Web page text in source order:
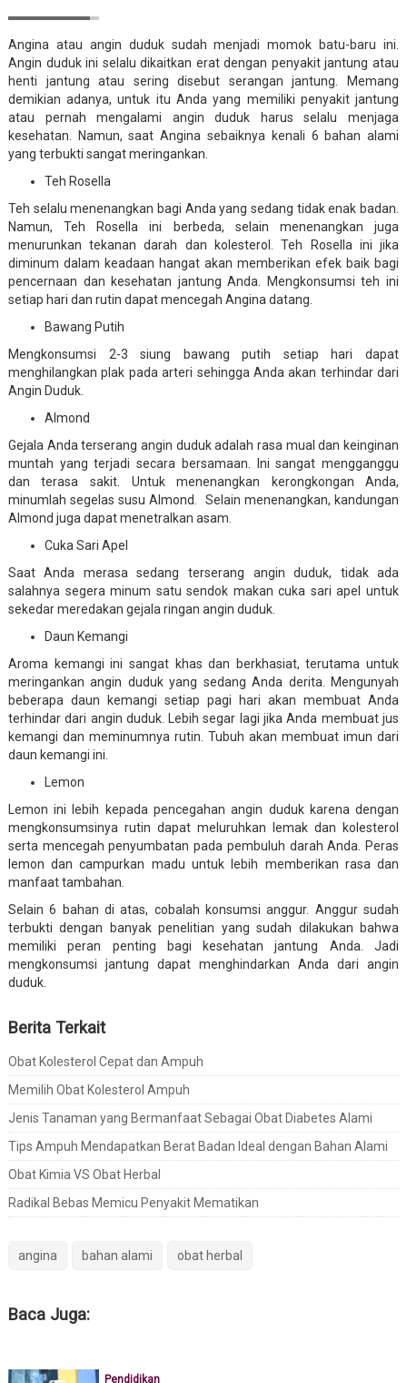
Angina atau angin duduk sudah menjadi momok batu-baru ini.
Angin duduk ini selalu dikaitkan erat dengan penyakit jantung atau
henti jantung atau sering disebut serangan jantung. Memang
demikian adanya, untuk itu Anda yang memiliki penyakit jantung
atau pernah mengalami angin duduk harus selalu menjaga
kesehatan. Namun, saat Angina sebaiknya kenali 6 bahan alami
yang terbukti sangat meringankan.
Teh Rosella
Teh selalu menenangkan bagi Anda yang sedang tidak enak badan.
Namun, Teh Rosella ini berbeda, selain menenangkan juga
menurunkan tekanan darah dan kolesterol. Teh Rosella ini jika
diminum dalam keadaan hangat akan memberikan efek baik bagi
pencernaan dan kesehatan jantung Anda. Mengkonsumsi teh ini
setiap hari dan rutin dapat mencegah Angina datang.
Bawang Putih
Mengkonsumsi 2-3 siung bawang putih setiap hari dapat
menghilangkan plak pada arteri sehingga Anda akan terhindar dari
Angin Duduk.
Almond
Gejala Anda terserang angin duduk adalah rasa mual dan keinginan
muntah yang terjadi secara bersamaan. Ini sangat mengganggu
dan terasa sakit. Untuk menenangkan kerongkongan Anda,
minumlah segelas susu Almond. Selain menenangkan, kandungan
Almond juga dapat menetralkan asam.
Cuka Sari Apel
Saat Anda merasa sedang terserang angin duduk, tidak ada
salahnya segera minum satu sendok makan cuka sari apel untuk
sekedar meredakan gejala ringan angin duduk.
Daun Kemangi
Aroma kemangi ini sangat khas dan berkhasiat, terutama untuk
meringankan angin duduk yang sedang Anda derita. Mengunyah
beberapa daun kemangi setiap pagi hari akan membuat Anda
terhindar dari angin duduk. Lebih segar lagi jika Anda membuat jus
kemangi dan meminumnya rutin. Tubuh akan membuat imun dari
daun kemangi ini.
Lemon
Lemon ini lebih kepada pencegahan angin duduk karena dengan
mengkonsumsinya rutin dapat meluruhkan lemak dan kolesterol
serta mencegah penyumbatan pada pembuluh darah Anda. Peras
lemon dan campurkan madu untuk lebih memberikan rasa dan
manfaat tambahan.
Selain 6 bahan di atas, cobalah konsumsi anggur. Anggur sudah
terbukti dengan banyak penelitian yang sudah dilakukan bahwa
memiliki peran penting bagi kesehatan jantung Anda. Jadi
mengkonsumsi jantung dapat menghindarkan Anda dari angin
duduk.
Berita Terkait
Obat Kolesterol Cepat dan Ampuh
Memilih Obat Kolesterol Ampuh
Jenis Tanaman yang Bermanfaat Sebagai Obat Diabetes Alami
Tips Ampuh Mendapatkan Berat Badan Ideal dengan Bahan Alami
Obat Kimia VS Obat Herbal
Radikal Bebas Memicu Penyakit Mematikan
angina bahan alami obat herbal
Baca Juga:
Pendidikan